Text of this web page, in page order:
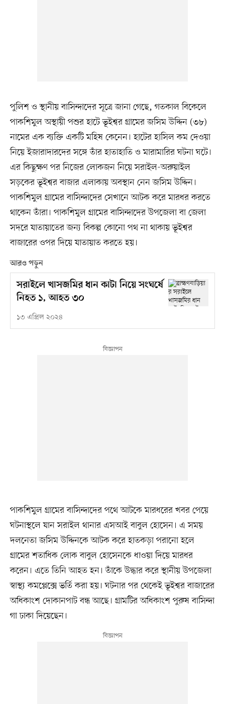
পুলিশ ও স্থানীয় বাসিন্দাদের সূত্রে জানা গেছে, গতকাল বিকেলে
পাকশিমুল অস্থায়ী পশুর হাটে ভূইশ্বর গ্রামের জসিম উদ্দিন (৩৮)
নামের এক ব্যক্তি একটি মহিষ কেনেন। হাটের হাসিল কম দেওয়া
নিয়ে ইজারাদারদের সঙ্গে তাঁর হাতাহাতি ও মারামারির ঘটনা ঘটে।
এর কিছুক্ষণ পর নিজের লোকজন নিয়ে সরাইল-অরুয়াইল
সড়কের ভূইশ্বর বাজার এলাকায় অবস্থান নেন জসিম উদ্দিন।
পাকশিমুল গ্রামের বাসিন্দাদের সেখানে আটক করে মারধর করতে
থাকেন তাঁরা। পাকশিমুল গ্রামের বাসিন্দাদের উপজেলা বা জেলা
সদরে যাতায়াতের জন্য বিকল্প কোনো পথ না থাকায় ভূইশ্বর
বাজারের ওপর দিয়ে যাতায়াত করতে হয়।
আরও পড়ুন
সরাইলে খাসজমির ধান কাটা নিয়ে সংঘর্ষে
নিহত ১, আহত ৩০
১৩ এপ্রিল ২০২৪
পাকশিমুল গ্রামের বাসিন্দাদের পথে আটকে মারধরের খবর পেয়ে
ঘটনাস্থলে যান সরাইল থানার এসআই বাবুল হোসেন। এ সময়
দলনেতা জসিম উদ্দিনকে আটক করে হাতকড়া পরানো হলে
গ্রামের শতাধিক লোক বাবুল হোসেনকে ধাওয়া দিয়ে মারধর
করেন। এতে তিনি আহত হন। তাঁকে উদ্ধার করে স্থানীয় উপজেলা
স্বাস্থ্য কমপ্লেক্সে ভর্তি করা হয়। ঘটনার পর থেকেই ভূইশ্বর বাজারের
অধিকাংশ দোকানপাট বন্ধ আছে। গ্রামটির অধিকাংশ পুরুষ বাসিন্দা
গা ঢাকা দিয়েছেন।